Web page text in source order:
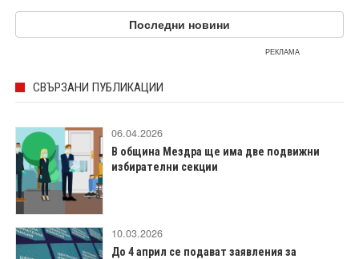
Последни новини
РЕКЛАМА
СВЪРЗАНИ ПУБЛИКАЦИИ
06.04.2026
В община Мездра ще има две подвижни
избирателни секции
10.03.2026
До 4 април се подават заявления за